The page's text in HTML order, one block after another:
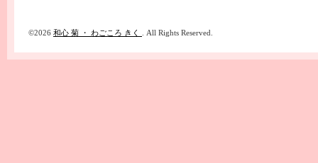
©2026 和心 菊 ・ わごころ きく . All Rights Reserved.